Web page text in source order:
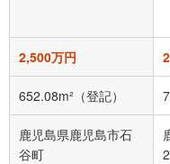
2,500万円
652.08m²（登記）
鹿児島県鹿児島市石
谷町